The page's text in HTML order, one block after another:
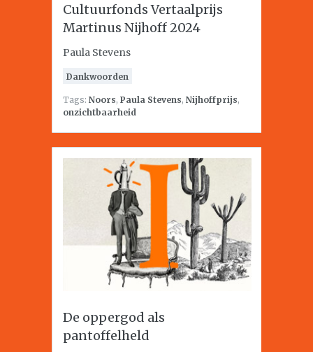
Cultuurfonds Vertaalprijs
Martinus Nijhoff 2024
Paula Stevens
Dankwoorden
Tags: Noors, Paula Stevens, Nijhoffprijs,
onzichtbaarheid
De oppergod als
pantoffelheld